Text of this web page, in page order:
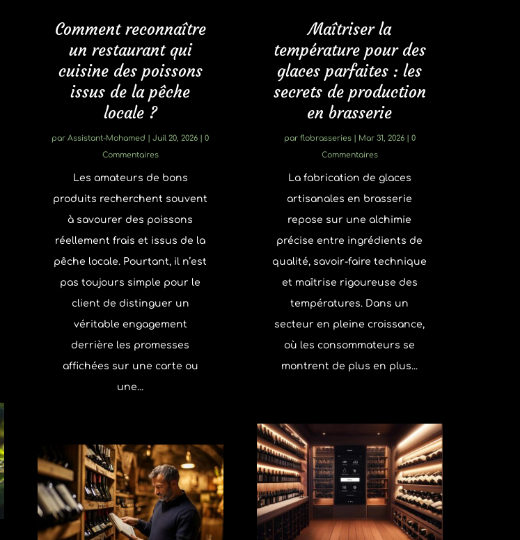
Comment reconnaître
un restaurant qui
cuisine des poissons
issus de la pêche
locale ?
parAssistant-Mohamed |Juil 20, 2026 | 0
Commentaires
Les amateurs de bons
produits recherchent souvent
à savourer des poissons
réellement frais et issus de la
pêche locale. Pourtant, il n’est
pas toujours simple pour le
client de distinguer un
véritable engagement
derrière les promesses
affichées sur une carte ou
une...
Maîtriser la
température pour des
glaces parfaites : les
secrets de production
en brasserie
par flobrasseries| Mar 31, 2026| 0
Commentaires
La fabrication de glaces
artisanales en brasserie
repose sur une alchimie
précise entre ingrédients de
qualité, savoir-faire technique
et maîtrise rigoureuse des
températures. Dans un
secteur en pleine croissance,
où les consommateurs se
montrent de plus en plus...